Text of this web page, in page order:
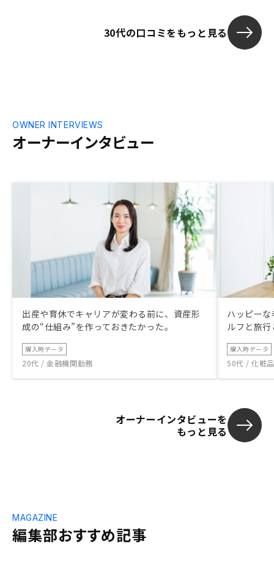
ステムがあると、不動産投資というものの
30代の口コミをもっと見る
オーナーインタビュー
OWNER INTERVIEWS
出産や育休でキャリアが変わる前に、資産形
成の“仕組み”を作っておきたかった。
購入時データ
20代 / 金融機関勤務
ハッピー
ルフと旅
購入時データ
50代 / 化粧
オーナーインタビューを
もっと見る
編集部おすすめ記事
MAGAZINE